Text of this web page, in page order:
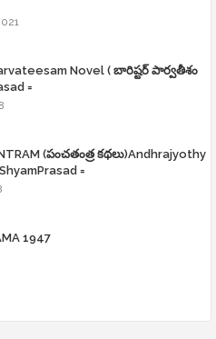
Novel ( బారిష్టర్ పార్వతీశం
=
(పంచతంత్ర కథలు)Andhrajyothy
=
1947